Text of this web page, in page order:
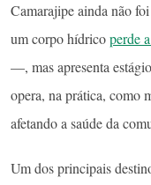
Camarajipe ainda não
um corpo hídricoperde
—, mas apresenta
opera, na prática, como
afetando a saúde da
Um dos principais